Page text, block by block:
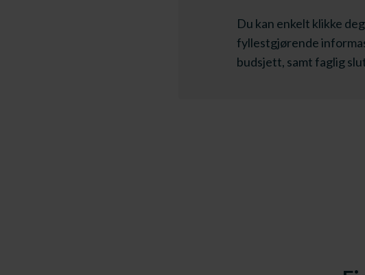
Du kan enkelt klikke
fyllestgjørende
budsjett, samt faglig